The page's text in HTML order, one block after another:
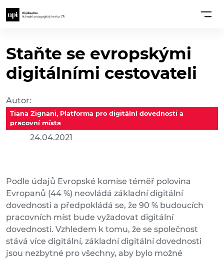
Staňte se evropskými
digitálními cestovateli
Autor:
Tiana Zignani, Platforma pro digitální dovednosti a
pracovní místa
24.04.2021
Podle údajů Evropské komise téměř polovina
Evropanů (44 %) neovládá základní digitální
dovednosti a předpokládá se, že 90 % budoucích
pracovních míst bude vyžadovat digitální
dovednosti. Vzhledem k tomu, že se společnost
stává více digitální, základní digitální dovednosti
jsou nezbytné pro všechny, aby bylo možné